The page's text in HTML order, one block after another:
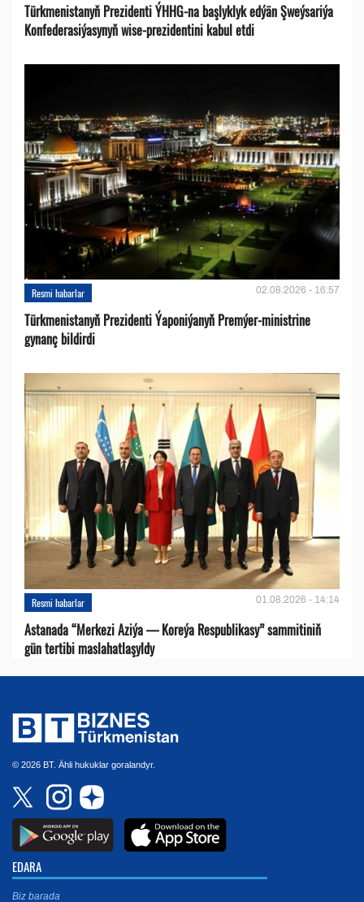
Türkmenistanyň Prezidenti ÝHHG-na başlyklyk edýän Şweýsariýa
Konfederasiýasynyň wise-prezidentini kabul etdi
Resmi habarlar 02.08.2026 - 16:57
Türkmenistanyň Prezidenti Ýaponiýanyň Premýer-ministrine
gynanç bildirdi
Resmi habarlar 01.08.2026 - 14:14
Astanada “Merkezi Aziýa — Koreýa Respublikasy” sammitiniň
gün tertibi maslahatlaşyldy
© 2026 BT. Ähli hukuklar goralandyr.
EDARA
Biz barada